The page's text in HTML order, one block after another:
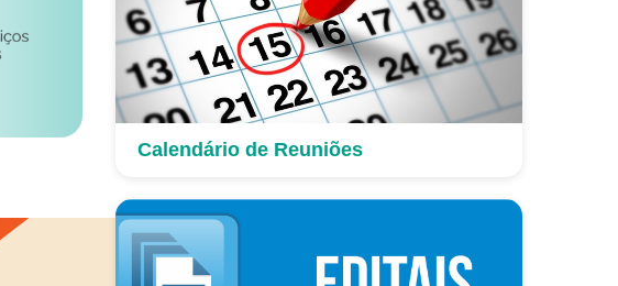
Calendário de Reuniões